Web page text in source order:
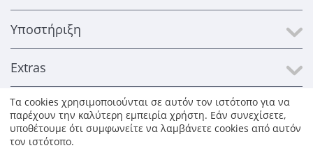
Υποστήριξη
Extras
Επικοινωνία
Τα cookies χρησιμοποιούνται σε αυτόν τον ιστότοπο για να
παρέχουν την καλύτερη εμπειρία χρήστη. Εάν συνεχίσετε,
υποθέτουμε ότι συμφωνείτε να λαμβάνετε cookies από αυτόν
τον ιστότοπο.